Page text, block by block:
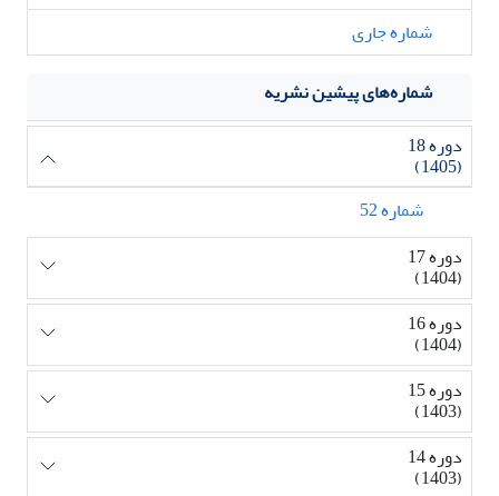
شماره جاری
شماره‌های پیشین نشریه
دوره 18
(1405)
شماره 52
دوره 17
(1404)
دوره 16
(1404)
دوره 15
(1403)
دوره 14
(1403)